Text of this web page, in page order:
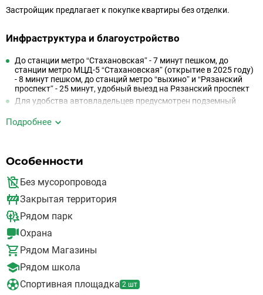
Застройщик предлагает к покупке квартиры без отделки.
Инфраструктура и благоустройство
До станции метро “Стахановская” - 7 минут пешком, до
станции метро МЦД-5 “Стахановская” (открытие в 2025 году)
- 8 минут пешком, до станций метро “выхино” и “Рязанский
проспект” - 25 минут, удобный выезд на Рязанский проспект
Для удобства автовладельцев предусмотрен подземный
Кладовые помещения для дополнительного хранения мест
На первом этаже предусмотрены места под аптеки, магазины
В 15 минутах расположены ТРЦ “Город”, поблизости
множество ресторанов, детских развлекательных парков,
магазинов одежды и обуви, аптек и прочих сфер услуг.
Подробнее
Особенности
Без мусоропровода
Закрытая территория
Рядом парк
Охрана
Рядом Магазины
Рядом школа
Спортивная площадка 2 шт